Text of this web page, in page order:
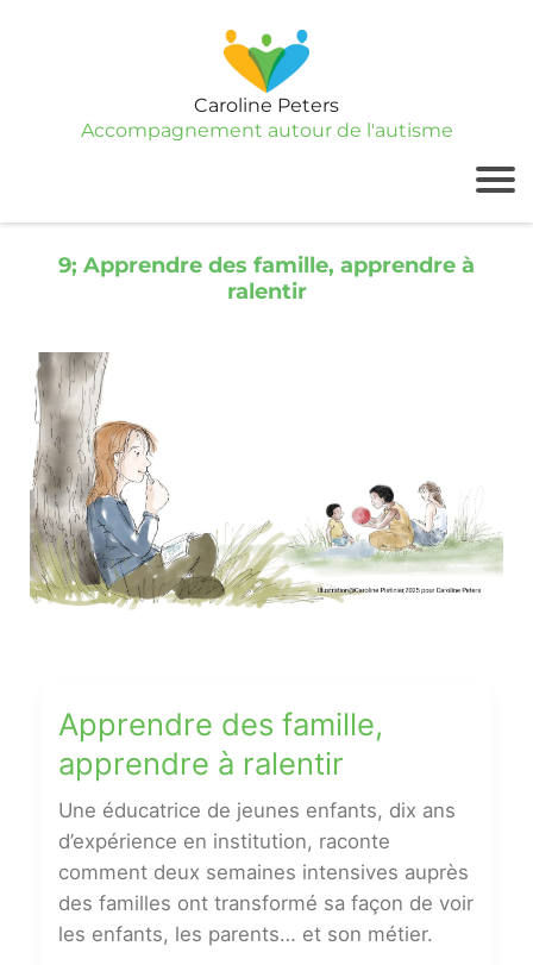
Caroline Peters
Accompagnement autour de l'autisme
9; Apprendre des famille, apprendre à
ralentir
Apprendre des famille,
apprendre à ralentir
Une éducatrice de jeunes enfants, dix ans
d’expérience en institution, raconte
comment deux semaines intensives auprès
des familles ont transformé sa façon de voir
les enfants, les parents… et son métier.